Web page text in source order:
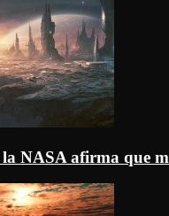
NASA afirma que